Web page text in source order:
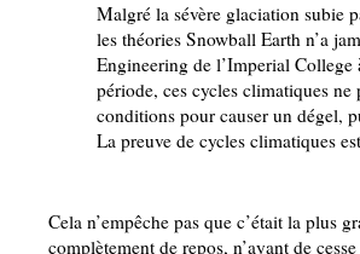
Malgré la sévère glaciation subie
les théories Snowball Earth n’a
Engineering de l’Imperial
période, ces cycles climatiques
conditions pour causer un dégel,
La preuve de cycles climatiques
Cela n’empêche pas que c’était la plus
complètement de repos, n’ayant de